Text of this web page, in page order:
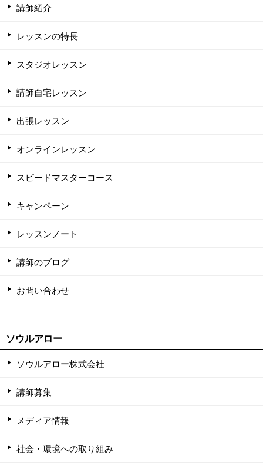
講師紹介
レッスンの特長
スタジオレッスン
講師自宅レッスン
出張レッスン
オンラインレッスン
スピードマスターコース
キャンペーン
レッスンノート
講師のブログ
お問い合わせ
ソウルアロー
ソウルアロー株式会社
講師募集
メディア情報
社会・環境への取り組み